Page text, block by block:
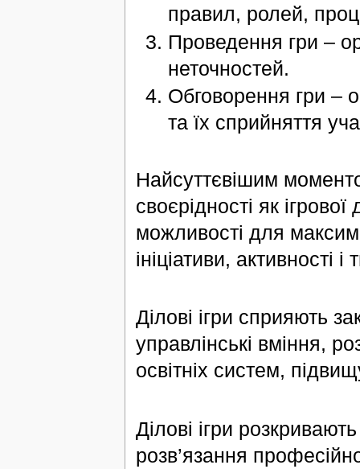
правил, ролей,
Проведення гри –
неточностей.
Обговорення гри –
та їх сприйняття
Найсуттєвішим
своєрідності як
можливості для
ініціативи, активності і
Ділові ігри сприяють
управлінські вміння,
освітніх систем,
Ділові ігри
розв’язання